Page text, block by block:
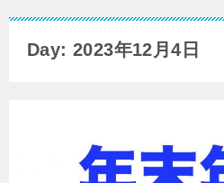
Day: 2023年12月4日